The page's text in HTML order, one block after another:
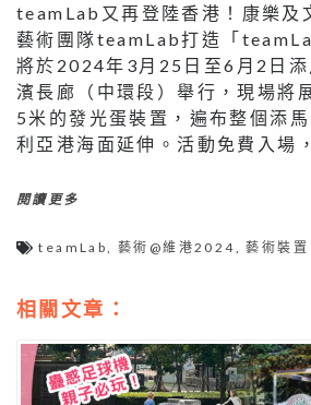
teamLab又再登陸香港！康樂及
藝術團隊teamLab打造「
將於2024年3月25日至6月2日添
濱長廊（中環段）舉行，現場將
5米的發光蛋裝置，遍布整個添
利亞港海面延伸。活動免費入場
閱讀更多
teamLab ,藝術@維港2024 ,藝術裝置
相關文章：